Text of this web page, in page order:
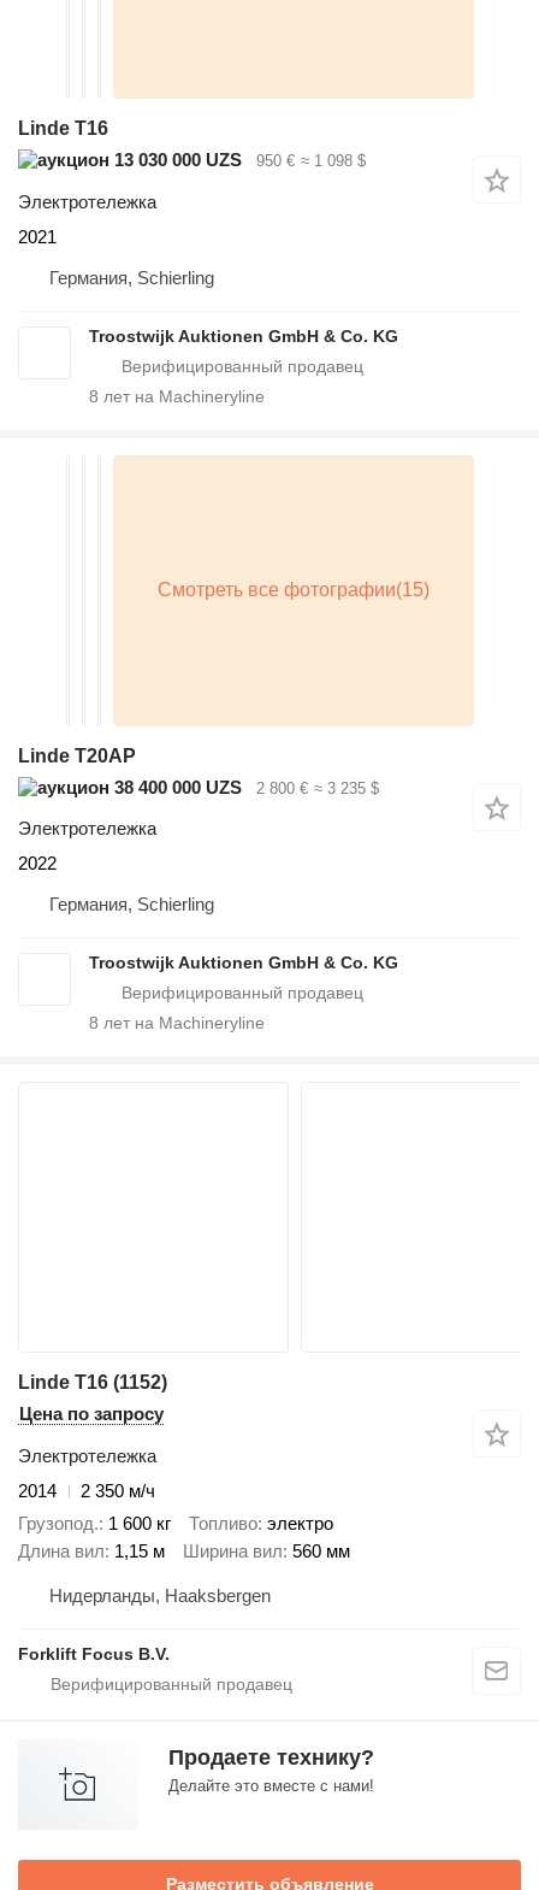
Linde T16
13 030 000 UZS
950 € ≈ 1 098 $
Электротележка
2021
Германия, Schierling
Troostwijk Auktionen GmbH & Co. KG
8 лет на Machineryline
Linde T20AP
38 400 000 UZS
2 800 € ≈ 3 235 $
Электротележка
2022
Германия, Schierling
Troostwijk Auktionen GmbH & Co. KG
8 лет на Machineryline
Linde T16 (1152)
Цена по запросу
Электротележка
2014
2 350 м/ч
Грузопод. 1 600 кг Топливо электро
Длина вил 1,15 м Ширина вил 560 мм
Нидерланды, Haaksbergen
Forklift Focus B.V.
Продаете технику?
Делайте это вместе с нами!
Разместить объявление